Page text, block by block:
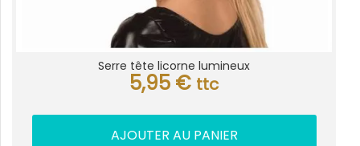
Serre tête licorne lumineux
5,95 € ttc
AJOUTER AU PANIER